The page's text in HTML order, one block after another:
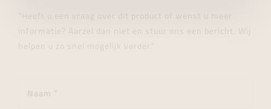
"Heeft u een vraag over dit product of wenst u meer
informatie? Aarzel dan niet en stuur ons een bericht. Wij
helpen u zo snel mogelijk verder."